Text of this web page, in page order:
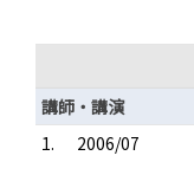
講師・講演
1.
2006/07